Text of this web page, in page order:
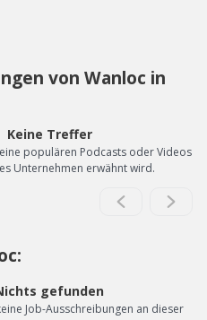
von Wanloc in
Keine Treffer
populären Podcasts oder Videos
Unternehmen erwähnt wird.
gefunden
Job-Ausschreibungen an dieser